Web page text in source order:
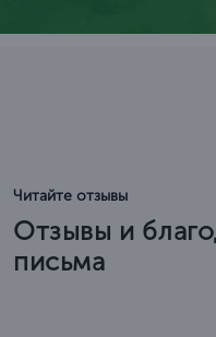
Читайте отзывы
Отзывы и
письма